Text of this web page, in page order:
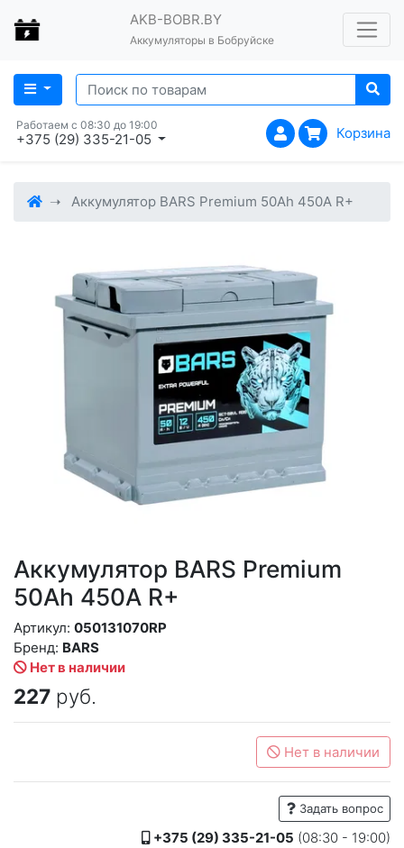
AKB-BOBR.BY
Аккумуляторы в Бобруйске
Работаем с 08:30 до 19:00
+375 (29) 335-21-05 Корзина
Аккумулятор BARS Premium 50Ah 450A R+
Аккумулятор BARS Premium
50Ah 450A R+
Нет в наличии
Бренд: BARS
Артикул: 050131070RP
227 руб.
Нет в наличии
Задать вопрос
+375 (29) 335-21-05 (08:30 - 19:00)